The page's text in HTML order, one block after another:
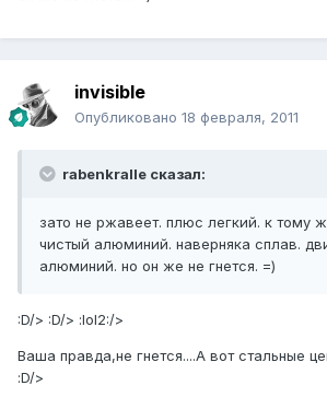
invisible
Опубликовано 18 февраля, 2011
rabenkralle сказал:
зато не ржавеет. плюс легкий. к тому
чистый алюминий. наверняка сплав.
алюминий. но он же не гнется. =)
:D/> :D/> :lol2:/>
Ваша правда,не гнется....А вот стальные
:D/>